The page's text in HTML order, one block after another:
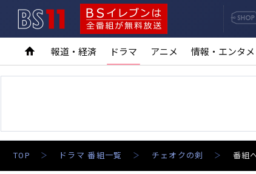
BSイレブンは全番組が無料放送
報道・経済 ドラマ アニメ 情報・エンタ
TOP ドラマ 番組一覧 チェオクの剣 番組